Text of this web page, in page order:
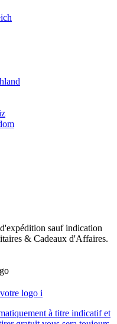
sauf indication
& Cadeaux d'Affaires.
logo i
à titre indicatif et